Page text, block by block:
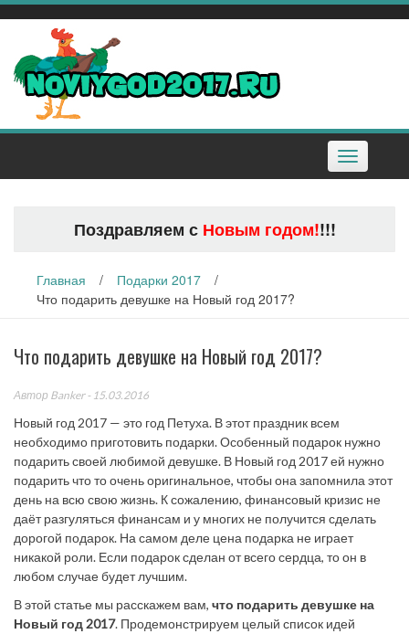
Наверх
Toggle
navigation
Поздравляем с Новым годом!!!!
Главная / Подарки 2017
/
Что подарить девушке на Новый год 2017?
Что подарить девушке на Новый год 2017?
Автор Banker- 15.03.2016
Новый год 2017 — это год Петуха. В этот праздник всем
необходимо приготовить подарки. Особенный подарок нужно
подарить своей любимой девушке. В Новый год 2017 ей нужно
подарить что то очень оригинальное, чтобы она запомнила этот
день на всю свою жизнь. К сожалению, финансовый кризис не
даёт разгуляться финансам и у многих не получится сделать
дорогой подарок. На самом деле цена подарка не играет
никакой роли. Если подарок сделан от всего сердца, то он в
любом случае будет лучшим.
В этой статье мы расскажем вам, что подарить девушке на
Новый год 2017. Продемонстрируем целый список идей